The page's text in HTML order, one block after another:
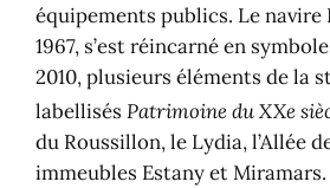
équipements publics. Le navire
1967, s’est réincarné en
2010, plusieurs éléments de la
labellisésPatrimoine du XXe
du Roussillon, le Lydia, l’Allée
immeubles Estany et